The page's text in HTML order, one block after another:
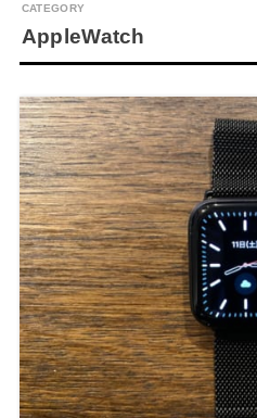
AppleWatch